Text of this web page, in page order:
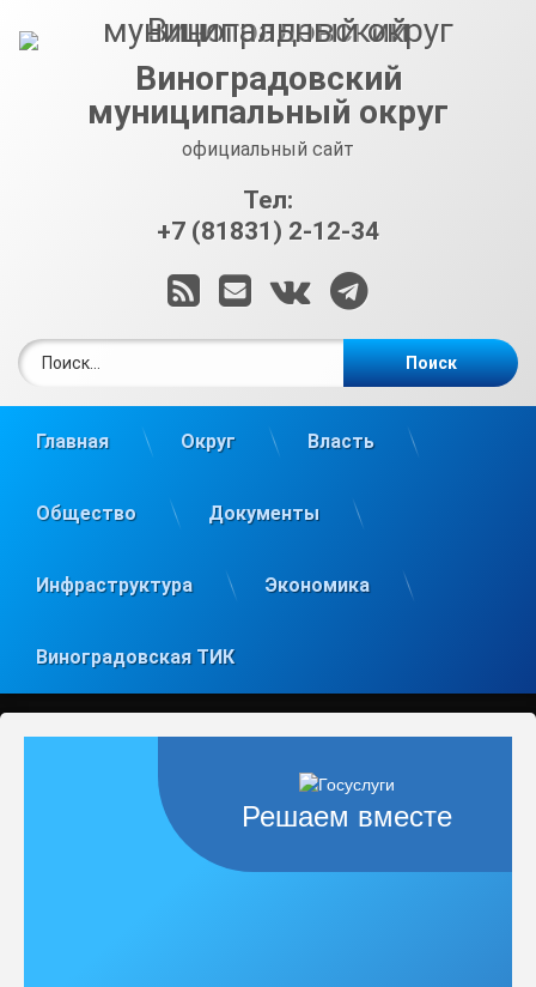
Виноградовский
муниципальный округ
официальный сайт
Тел:
+7 (81831) 2-12-34
RSSE-mailВКонтакте
Telegram
Главная Округ Власть
Общество Документы
Инфраструктура Экономика
Виноградовская ТИК
Решаем вместе